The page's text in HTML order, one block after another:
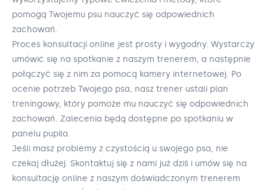
pomogą Twojemu psu nauczyć się odpowiednich
zachowań.
Proces konsultacji online jest prosty i wygodny. Wystarczy
umówić się na spotkanie z naszym trenerem, a następnie
połączyć się z nim za pomocą kamery internetowej. Po
ocenie potrzeb Twojego psa, nasz trener ustali plan
treningowy, który pomoże mu nauczyć się odpowiednich
zachowań. Zalecenia będą dostępne po spotkaniu w
panelu pupila.
Jeśli masz problemy z czystością u swojego psa, nie
czekaj dłużej. Skontaktuj się z nami już dziś i umów się na
konsultację online z naszym doświadczonym trenerem